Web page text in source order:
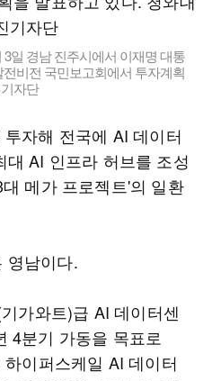
일 경남 진주시에서 이재명 대통
비전 국민보고회에서 투자계획
자단
자해 전국에 AI 데이터
AI 인프라 허브를 조성
메가 프로젝트'의 일환
영남이다.
가와트)급 AI 데이터센
4분기 가동을 목표로
이퍼스케일 AI 데이터